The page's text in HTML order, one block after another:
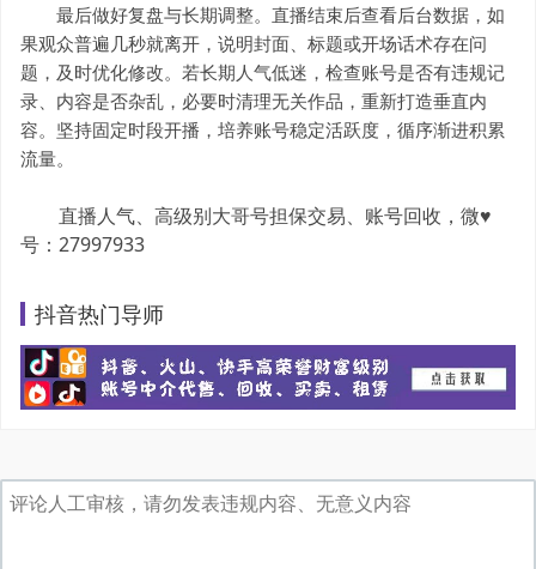
最后做好复盘与长期调整。直播结束后查看后台数据，如
果观众普遍几秒就离开，说明封面、标题或开场话术存在问
题，及时优化修改。若长期人气低迷，检查账号是否有违规记
录、内容是否杂乱，必要时清理无关作品，重新打造垂直内
容。坚持固定时段开播，培养账号稳定活跃度，循序渐进积累
流量。
直播人气、高级别大哥号担保交易、账号回收，微♥
号：27997933
抖音热门导师